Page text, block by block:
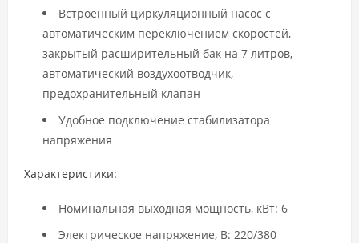
Встроенный циркуляционный насос с
автоматическим переключением скоростей,
закрытый расширительный бак на 7 литров,
автоматический воздухоотводчик,
предохранительный клапан
Удобное подключение стабилизатора
напряжения
Характеристики:
Номинальная выходная мощность, кВт: 6
Электрическое напряжение, В: 220/380